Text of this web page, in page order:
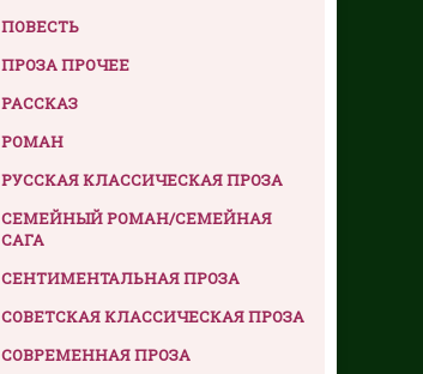
ПОВЕСТЬ
ПРОЗА ПРОЧЕЕ
РАССКАЗ
РОМАН
РУССКАЯ КЛАССИЧЕСКАЯ ПРОЗА
СЕМЕЙНЫЙ РОМАН/СЕМЕЙНАЯ
САГА
СЕНТИМЕНТАЛЬНАЯ ПРОЗА
СОВЕТСКАЯ КЛАССИЧЕСКАЯ ПРОЗА
СОВРЕМЕННАЯ ПРОЗА